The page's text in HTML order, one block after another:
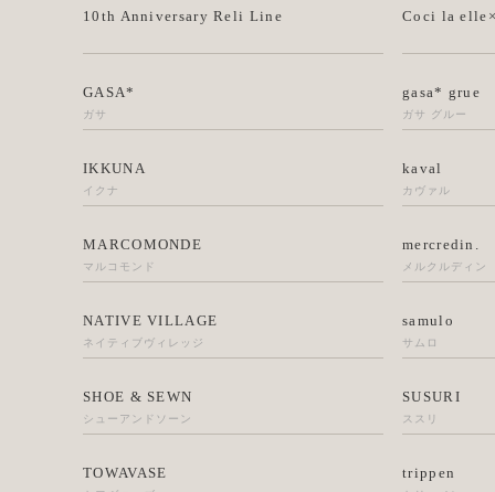
10th Anniversary Reli Line Coci la
GASA*
ガサ
gasa* grue
ガサ グルー
IKKUNA
イクナ
kaval
カヴァル
MARCOMONDE
マルコモンド
mercredin.
メルクルディン
NATIVE VILLAGE
ネイティブヴィレッジ
samulo
サムロ
SHOE & SEWN
シューアンドソーン
SUSURI
ススリ
TOWAVASE trippen